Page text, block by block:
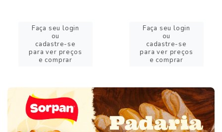
Faça seu login
ou
cadastre-se
para ver preços
e comprar
Faça seu login
ou
cadastre-se
para ver preços
e comprar